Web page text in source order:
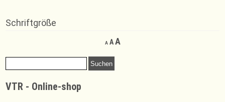
Schriftgröße
A
Decrease
font
AReset
size.
AIncrease
Suchen
nach:
VTR - Online-shop